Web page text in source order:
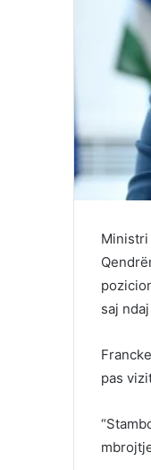
Ministri
saj
pas